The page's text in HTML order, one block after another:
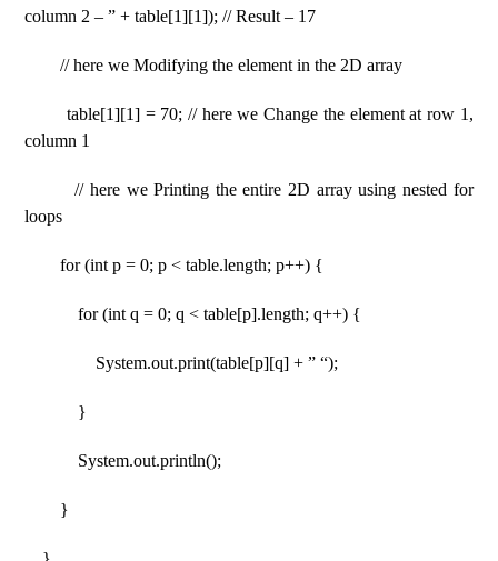
column 2 – ” + table[1][1]); // Result – 17
// here we Modifying the element in the 2D array
table[1][1] = 70; // here we Change the element at row 1,
column 1
// here we Printing the entire 2D array using nested for
loops
for (int p = 0; p < table.length; p++) {
for (int q = 0; q < table[p].length; q++) {
System.out.print(table[p][q] + ” “);
}
System.out.println();
}